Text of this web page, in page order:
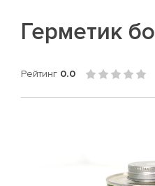
Герметик
Рейтинг 0.0